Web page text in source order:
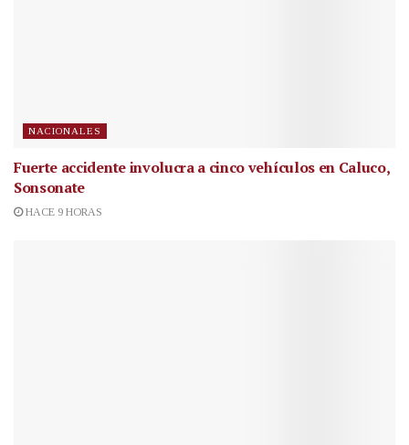
NACIONALES
Fuerte accidente involucra a cinco vehículos en Caluco,
Sonsonate
HACE 9 HORAS